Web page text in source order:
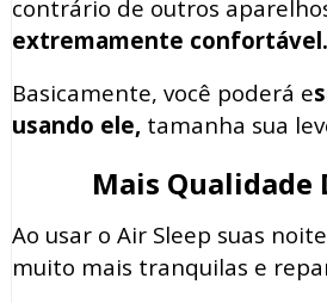
contrário de outros
extremamente confortável.
Basicamente, você poderá e
usando ele, tamanha sua
Mais Qualidade
Ao usar o Air Sleep suas
muito mais tranquilas e